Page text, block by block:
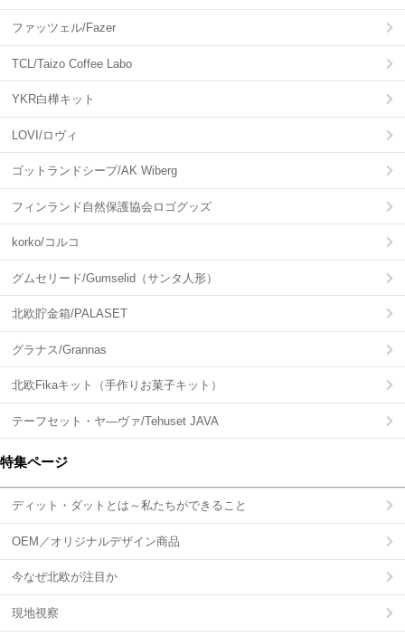
ファッツェル/Fazer
TCL/Taizo Coffee Labo
YKR白樺キット
LOVI/ロヴィ
ゴットランドシープ/AK Wiberg
フィンランド自然保護協会ロゴグッズ
korko/コルコ
グムセリード/Gumselid（サンタ人形）
北欧貯金箱/PALASET
グラナス/Grannas
北欧Fikaキット（手作りお菓子キット）
テーフセット・ヤ―ヴァ/Tehuset JAVA
特集ページ
ディット・ダットとは～私たちができること
OEM／オリジナルデザイン商品
今なぜ北欧が注目か
現地視察